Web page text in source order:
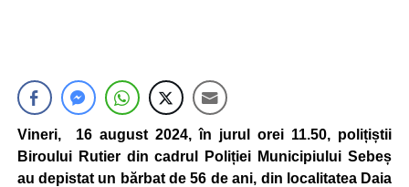
Vineri, 16 august 2024, în jurul orei 11.50, polițiștii
Biroului Rutier din cadrul Poliției Municipiului Sebeș
au depistat un bărbat de 56 de ani, din localitatea Daia